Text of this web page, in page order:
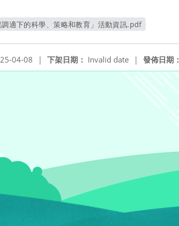
適下的科學、策略和教育」活動資訊.pdf
發佈日期：
下架日期： Invalid date |
04-08 |